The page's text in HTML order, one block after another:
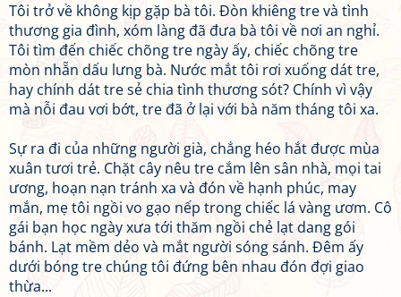
Tôi trở về không kịp gặp bà tôi. Đòn khiêng tre và tình
thương gia đình, xóm làng đã đưa bà tôi về nơi an nghỉ.
Tôi tìm đến chiếc chõng tre ngày ấy, chiếc chõng tre
mòn nhẵn dấu lưng bà. Nước mắt tôi rơi xuống dát tre,
hay chính dát tre sẻ chia tình thương sót? Chính vì vậy
mà nỗi đau vơi bớt, tre đã ở lại với bà năm tháng tôi xa.
Sự ra đi của những người già, chẳng héo hắt được mùa
xuân tươi trẻ. Chặt cây nêu tre cắm lên sân nhà, mọi tai
ương, hoạn nạn tránh xa và đón về hạnh phúc, may
mắn, mẹ tôi ngồi vo gạo nếp trong chiếc lá vàng ươm. Cô
gái bạn học ngày xưa tới thăm ngồi chẻ lạt dang gói
bánh. Lạt mềm dẻo và mắt người sóng sánh. Đêm ấy
dưới bóng tre chúng tôi đứng bên nhau đón đợi giao
thừa...